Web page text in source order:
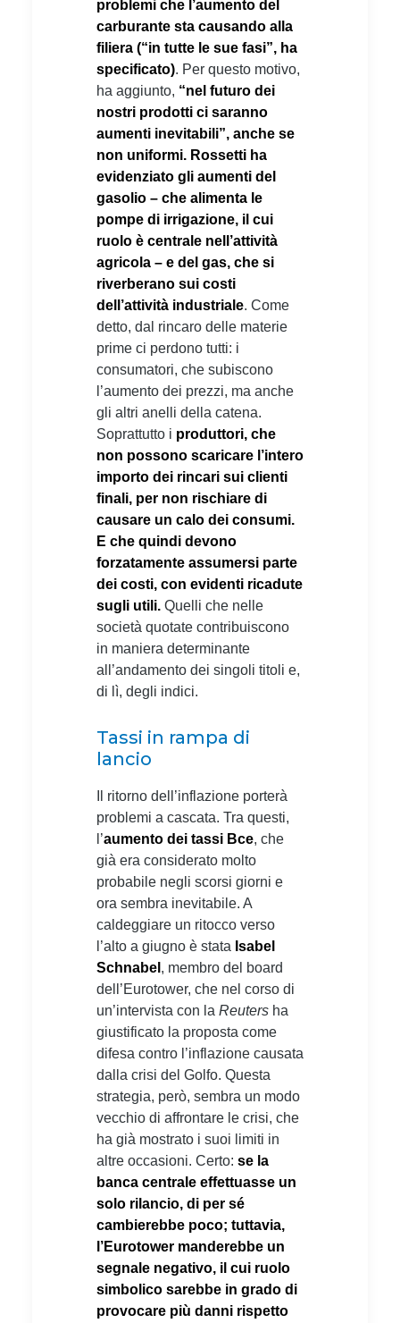
problemi che l’aumento del
carburante sta causando alla
filiera (“in tutte le sue fasi”, ha
specificato). Per questo motivo,
ha aggiunto, “nel futuro dei
nostri prodotti ci saranno
aumenti inevitabili”, anche se
non uniformi. Rossetti ha
evidenziato gli aumenti del
gasolio – che alimenta le
pompe di irrigazione, il cui
ruolo è centrale nell’attività
agricola – e del gas, che si
riverberano sui costi
dell’attività industriale. Come
detto, dal rincaro delle materie
prime ci perdono tutti: i
consumatori, che subiscono
l’aumento dei prezzi, ma anche
gli altri anelli della catena.
Soprattutto i produttori, che
non possono scaricare l’intero
importo dei rincari sui clienti
finali, per non rischiare di
causare un calo dei consumi.
E che quindi devono
forzatamente assumersi parte
dei costi, con evidenti ricadute
sugli utili. Quelli che nelle
società quotate contribuiscono
in maniera determinante
all’andamento dei singoli titoli e,
di lì, degli indici.
Tassi in rampa di
lancio
Il ritorno dell’inflazione porterà
problemi a cascata. Tra questi,
l’aumento dei tassi Bce, che
già era considerato molto
probabile negli scorsi giorni e
ora sembra inevitabile. A
caldeggiare un ritocco verso
l’alto a giugno è stata Isabel
Schnabel , membro del board
dell’Eurotower, che nel corso di
un’intervista con la Reuters ha
giustificato la proposta come
difesa contro l’inflazione causata
dalla crisi del Golfo. Questa
strategia, però, sembra un modo
vecchio di affrontare le crisi, che
ha già mostrato i suoi limiti in
altre occasioni. Certo: se la
banca centrale effettuasse un
solo rilancio, di per sé
cambierebbe poco; tuttavia,
l’Eurotower manderebbe un
segnale negativo, il cui ruolo
simbolico sarebbe in grado di
provocare più danni rispetto